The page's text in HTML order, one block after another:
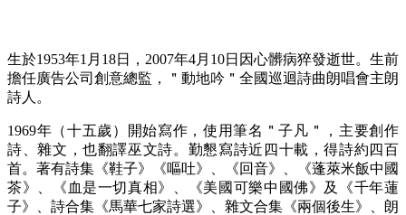
生於1953年1月18日，2007年4月10日因心髒病猝發逝世。生前
擔任廣告公司創意總監，＂動地吟＂全國巡迴詩曲朗唱會主朗
詩人。
1969年（十五歲）開始寫作，使用筆名＂子凡＂，主要創作
詩、雜文，也翻譯巫文詩。勤懇寫詩近四十載，得詩約四百
首。著有詩集《鞋子》《嘔吐》、《回音》、《蓬萊米飯中國
茶》、《血是一切真相》、《美國可樂中國佛》及《千年蓮
子》、詩合集《馬華七家詩選》、雜文合集《兩個後生》、朗